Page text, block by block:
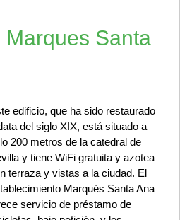
Marques Santa
edificio, que ha sido restaurado
del siglo XIX, está situado a
200 metros de la catedral de
y tiene WiFi gratuita y azotea
terraza y vistas a la ciudad. El
Marqués Santa Ana
servicio de préstamo de